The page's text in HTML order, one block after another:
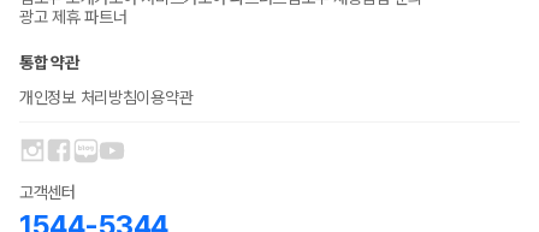
광고 제휴 파트너
통합 약관
개인정보 처리방침이용약관
고객센터